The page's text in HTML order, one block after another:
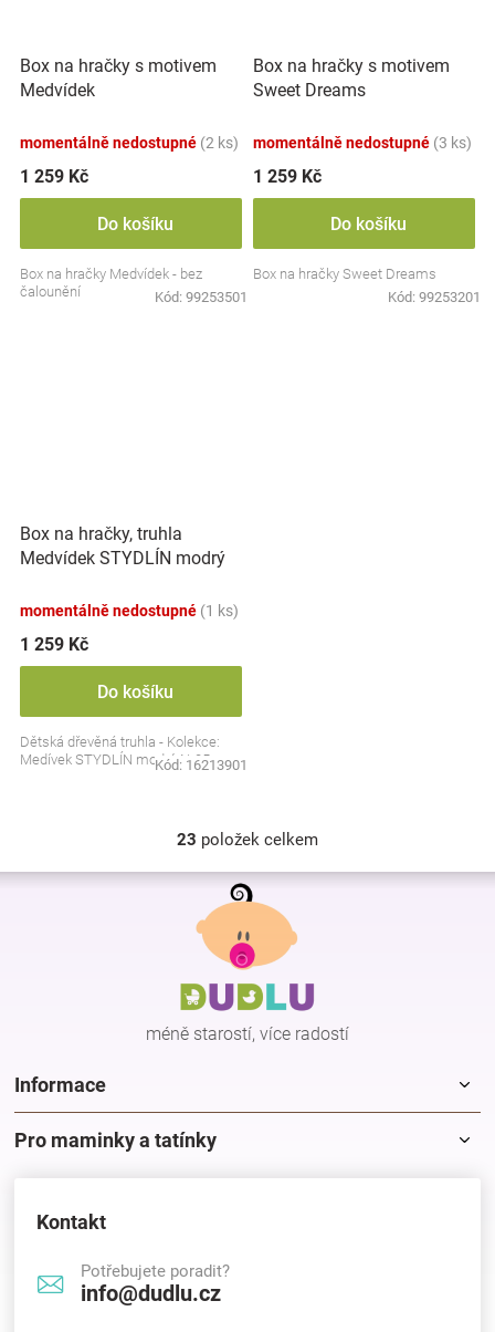
Box na hračky s motivem
Medvídek
momentálně nedostupné (2 ks)
1 259 Kč
Do košíku
Box na hračky Medvídek - bez
čalounění
Kód: 99253501
Box na hračky s motivem
Sweet Dreams
momentálně nedostupné (3 ks)
1 259 Kč
Do košíku
Box na hračky Sweet Dreams
Kód: 99253201
Box na hračky, truhla
Medvídek STYDLÍN modrý
momentálně nedostupné (1 ks)
1 259 Kč
Do košíku
Dětská dřevěná truhla - Kolekce:
Medívek STYDLÍN modrý, N-05
Kód: 16213901
O
v
l
d
a
c
í
p
r
23 položek celkem
Z
méně starostí, více radostí
Informace
Pro maminky a tatínky
Kontakt
Potřebujete poradit?
info@dudlu.cz